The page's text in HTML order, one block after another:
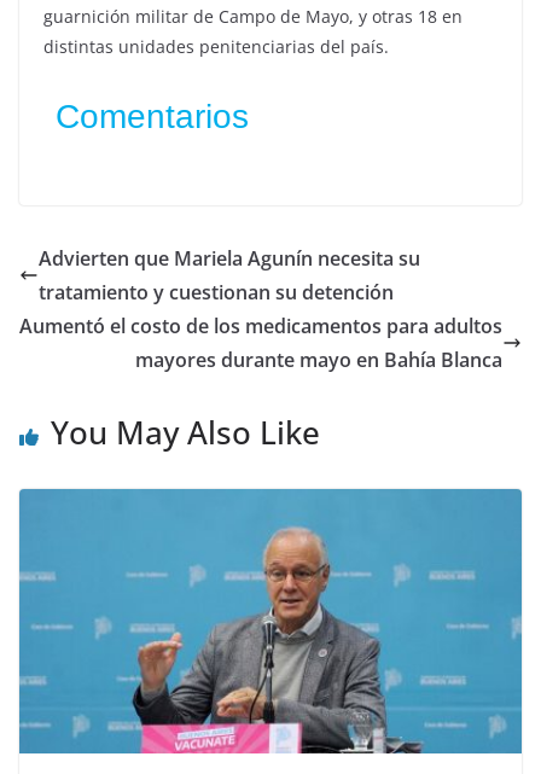
guarnición militar de Campo de Mayo, y otras 18 en
distintas unidades penitenciarias del país.
Comentarios
Advierten que Mariela Agunín necesita su
tratamiento y cuestionan su detención
Aumentó el costo de los medicamentos para adultos
mayores durante mayo en Bahía Blanca
You May Also Like